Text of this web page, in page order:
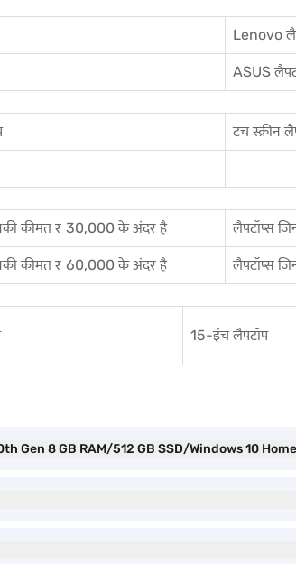
Lenovo
ASUS
टच स्क्रीन
कीमत ₹ 30,000 के अंदर है लैपटॉप्स
कीमत ₹ 60,000 के अंदर है
लैपटॉप्स
15-इंच लैपटॉप
Gen 8 GB RAM/512 GB SSD/Windows 10